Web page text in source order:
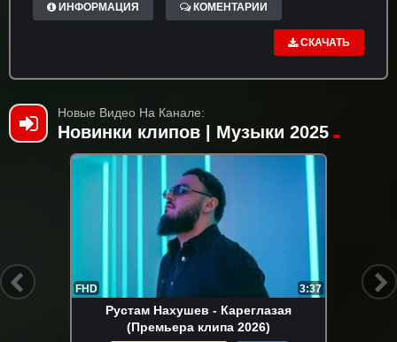
ИНФОРМАЦИЯ КОМЕНТАРИИ
СКАЧАТЬ
Новые Видео На Канале:
Новинки клипов | Музыки 2025
FHD 3:37
Рустам Нахушев - Кареглазая
(Премьера клипа 2026)